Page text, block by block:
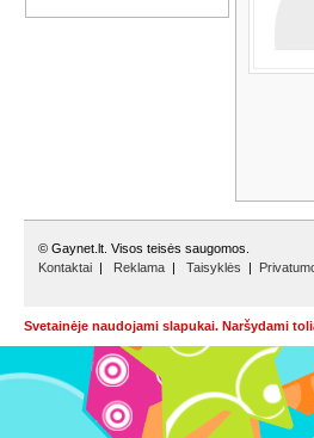
© Gaynet.lt. Visos teisės saugomos.
Kontaktai | Reklama | Taisyklės |
Svetainėje naudojami slapukai. Naršydami